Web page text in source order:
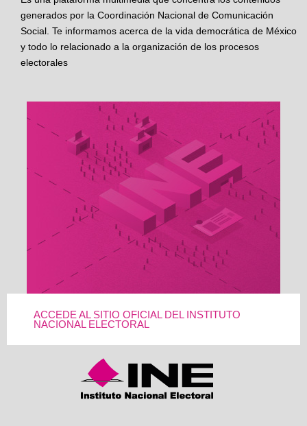
generados por la Coordinación Nacional de Comunicación
Social. Te informamos acerca de la vida democrática de México
y todo lo relacionado a la organización de los procesos
electorales
ACCEDE AL SITIO OFICIAL DEL INSTITUTO
NACIONAL ELECTORAL